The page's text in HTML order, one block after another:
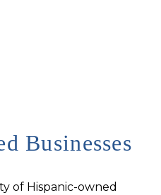
Businesses
of Hispanic-owned